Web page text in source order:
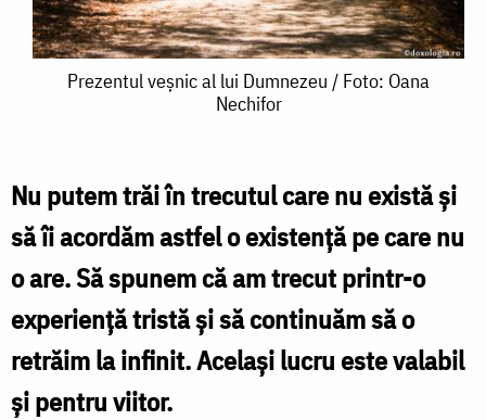
Prezentul
lui
Dumnezeu
/
Foto:
Oana
Prezentul veșnic al lui Dumnezeu / Foto: Oana
Nechifor
Nu putem trăi în trecutul care nu există și
să îi acordăm astfel o existență pe care nu
o are. Să spunem că am trecut printr-o
experiență tristă și să continuăm să o
retrăim la infinit. Același lucru este valabil
și pentru viitor.